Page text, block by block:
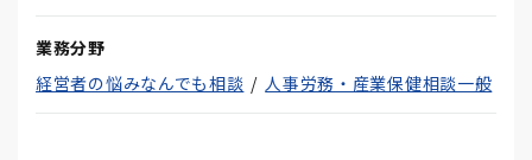
業務分野
経営者の悩みなんでも相談
人事労務・産業保健相談一般